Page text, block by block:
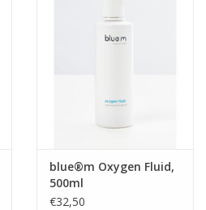
blue®m Oxygen Fluid,
500ml
€32,50